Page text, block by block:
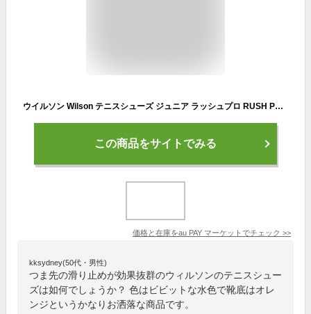
ウイルソン Wilson テニスシューズ ジュニア ラッシュプロ RUSH PRO JR 4.0 QL オールコート用 WRS329050U 『即日出荷』
この商品をサイトでみる
価格と在庫をau PAY マーケット でチェック >>
kksydney(50代・男性)
つま先の滑り止めが効果抜群のウィルソンのテニスシュー
ズは如何でしょうか？ 色はビビットな水色で靴底はオレ
ンジというかなりお洒落な商品です。